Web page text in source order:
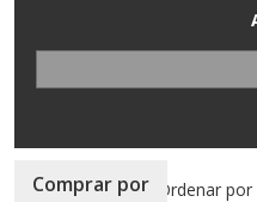
Ordenar por
Comprar por